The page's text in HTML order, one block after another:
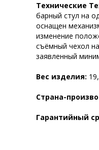
Технические
барный стул на
оснащен
изменение
съёмный чехол
заявленный
Вес изделия:
Страна-
Гарантийный